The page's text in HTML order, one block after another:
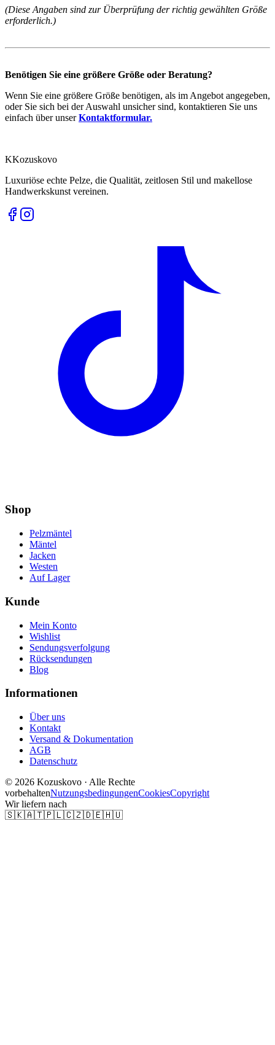
(Diese Angaben sind zur Überprüfung der richtig gewählten Größe
erforderlich.)
Benötigen Sie eine größere Größe oder Beratung?
Wenn Sie eine größere Größe benötigen, als im Angebot angegeben,
oder Sie sich bei der Auswahl unsicher sind, kontaktieren Sie uns
einfach über unserKontaktformular.
KKozuskovo
Luxuriöse echte Pelze, die Qualität, zeitlosen Stil und makellose
Handwerkskunst vereinen.
Shop
Pelzmäntel
Mäntel
Jacken
Westen
Auf Lager
Kunde
Mein Konto
Wishlist
Sendungsverfolgung
Rücksendungen
Blog
Informationen
Über uns
Kontakt
Versand & Dokumentation
AGB
Datenschutz
© 2026 Kozuskovo · Alle Rechte
vorbehaltenNutzungsbedingungenCookiesCopyright
Wir liefern nach
🇸🇰🇦🇹🇵🇱🇨🇿🇩🇪🇭🇺